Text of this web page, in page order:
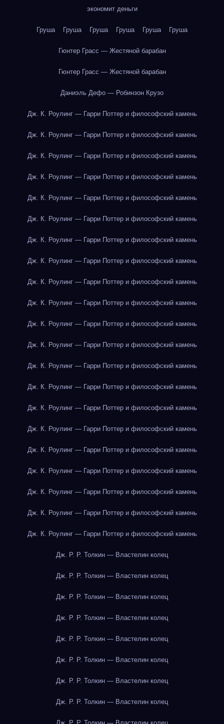
экономит деньги
Груша Груша Груша Груша Груша Груша
Гюнтер Грасс — Жестяной барабан
Гюнтер Грасс — Жестяной барабан
Даниэль Дефо — Робинзон Крузо
Дж. К. Роулинг — Гарри Поттер и философский камень
Дж. К. Роулинг — Гарри Поттер и философский камень
Дж. К. Роулинг — Гарри Поттер и философский камень
Дж. К. Роулинг — Гарри Поттер и философский камень
Дж. К. Роулинг — Гарри Поттер и философский камень
Дж. К. Роулинг — Гарри Поттер и философский камень
Дж. К. Роулинг — Гарри Поттер и философский камень
Дж. К. Роулинг — Гарри Поттер и философский камень
Дж. К. Роулинг — Гарри Поттер и философский камень
Дж. К. Роулинг — Гарри Поттер и философский камень
Дж. К. Роулинг — Гарри Поттер и философский камень
Дж. К. Роулинг — Гарри Поттер и философский камень
Дж. К. Роулинг — Гарри Поттер и философский камень
Дж. К. Роулинг — Гарри Поттер и философский камень
Дж. К. Роулинг — Гарри Поттер и философский камень
Дж. К. Роулинг — Гарри Поттер и философский камень
Дж. К. Роулинг — Гарри Поттер и философский камень
Дж. К. Роулинг — Гарри Поттер и философский камень
Дж. К. Роулинг — Гарри Поттер и философский камень
Дж. К. Роулинг — Гарри Поттер и философский камень
Дж. К. Роулинг — Гарри Поттер и философский камень
Дж. Р. Р. Толкин — Властелин колец
Дж. Р. Р. Толкин — Властелин колец
Дж. Р. Р. Толкин — Властелин колец
Дж. Р. Р. Толкин — Властелин колец
Дж. Р. Р. Толкин — Властелин колец
Дж. Р. Р. Толкин — Властелин колец
Дж. Р. Р. Толкин — Властелин колец
Дж. Р. Р. Толкин — Властелин колец